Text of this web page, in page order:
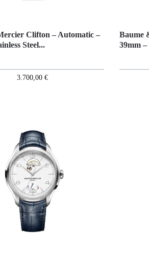
Clifton – Automatic –
Steel...
3.700,00€
Baume
39mm –